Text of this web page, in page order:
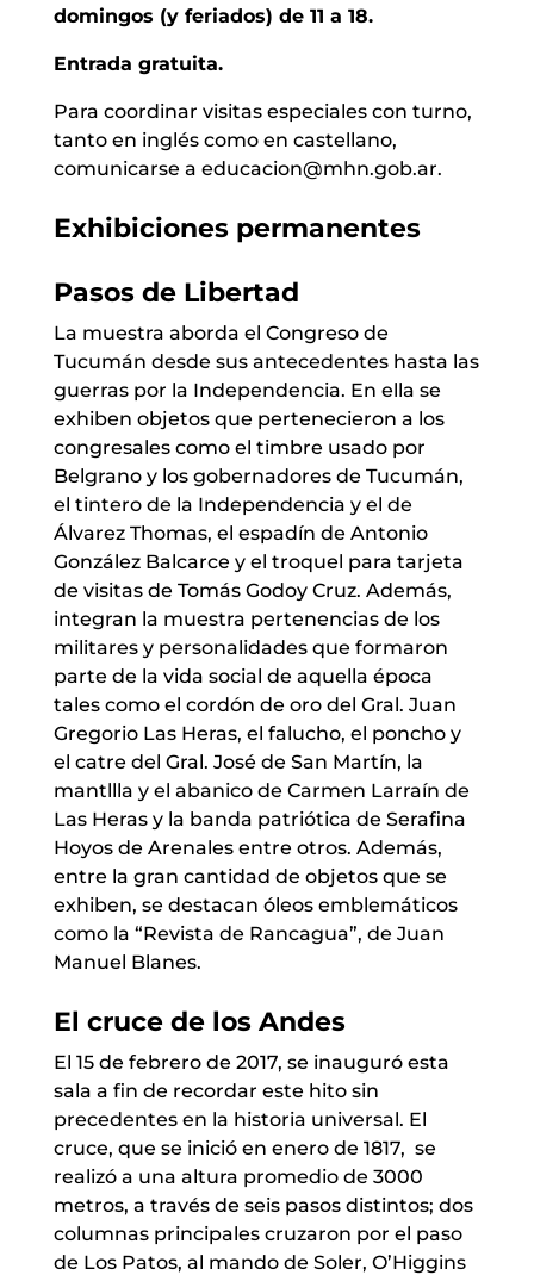
domingos (y feriados) de 11 a 18.
Entrada gratuita.
Para coordinar visitas especiales con turno,
tanto en inglés como en castellano,
comunicarse a educacion@mhn.gob.ar.
Exhibiciones permanentes
Pasos de Libertad
La muestra aborda el Congreso de
Tucumán desde sus antecedentes hasta las
guerras por la Independencia. En ella se
exhiben objetos que pertenecieron a los
congresales como el timbre usado por
Belgrano y los gobernadores de Tucumán,
el tintero de la Independencia y el de
Álvarez Thomas, el espadín de Antonio
González Balcarce y el troquel para tarjeta
de visitas de Tomás Godoy Cruz. Además,
integran la muestra pertenencias de los
militares y personalidades que formaron
parte de la vida social de aquella época
tales como el cordón de oro del Gral. Juan
Gregorio Las Heras, el falucho, el poncho y
el catre del Gral. José de San Martín, la
mantllla y el abanico de Carmen Larraín de
Las Heras y la banda patriótica de Serafina
Hoyos de Arenales entre otros. Además,
entre la gran cantidad de objetos que se
exhiben, se destacan óleos emblemáticos
como la “Revista de Rancagua”, de Juan
Manuel Blanes.
El cruce de los Andes
El 15 de febrero de 2017, se inauguró esta
sala a fin de recordar este hito sin
precedentes en la historia universal. El
cruce, que se inició en enero de 1817, se
realizó a una altura promedio de 3000
metros, a través de seis pasos distintos; dos
columnas principales cruzaron por el paso
de Los Patos, al mando de Soler, O’Higgins